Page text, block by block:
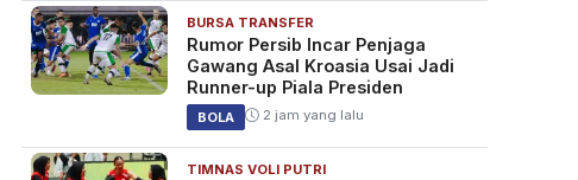
BURSA TRANSFER
Rumor Persib Incar Penjaga
Gawang Asal Kroasia Usai Jadi
Runner-up Piala Presiden
BOLA 2 jam yang lalu
TIMNAS VOLI PUTRI